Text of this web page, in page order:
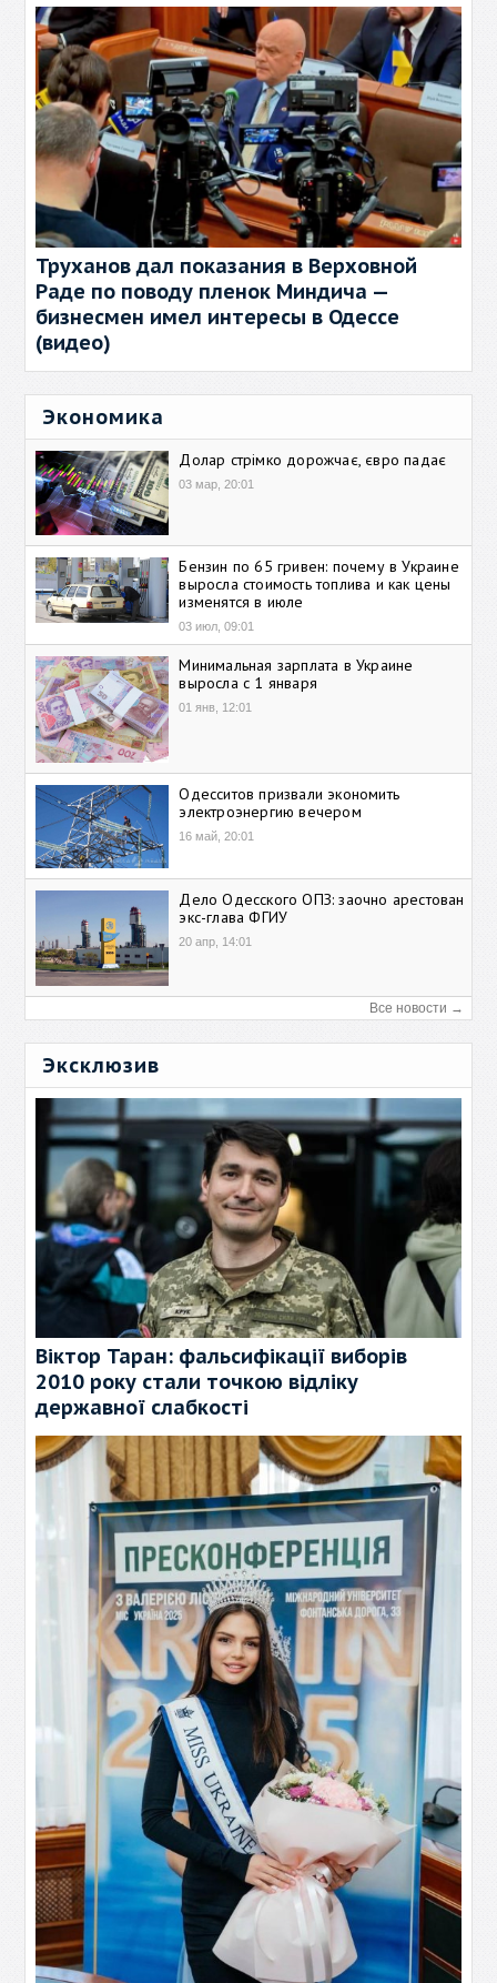
Труханов дал показания в Верховной
Раде по поводу пленок Миндича —
бизнесмен имел интересы в Одессе
(видео)
Экономика
Долар стрімко дорожчає, євро падає
03 мар, 20:01
Бензин по 65 гривен: почему в Украине
выросла стоимость топлива и как цены
изменятся в июле
03 июл, 09:01
Минимальная зарплата в Украине
выросла с 1 января
01 янв, 12:01
Одесситов призвали экономить
электроэнергию вечером
16 май, 20:01
Дело Одесского ОПЗ: заочно арестован
экс-глава ФГИУ
20 апр, 14:01
Все новости →
Эксклюзив
Віктор Таран: фальсифікації виборів
2010 року стали точкою відліку
державної слабкості